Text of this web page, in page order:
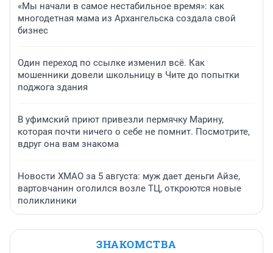
«Мы начали в самое нестабильное время»: как
многодетная мама из Архангельска создала свой
бизнес
Один переход по ссылке изменил всё. Как
мошенники довели школьницу в Чите до попытки
поджога здания
В уфимский приют привезли пермячку Марину,
которая почти ничего о себе не помнит. Посмотрите,
вдруг она вам знакома
Новости ХМАО за 5 августа: муж дает деньги Айзе,
вартовчанин оголился возле ТЦ, откроются новые
поликлиники
ЗНАКОМСТВА